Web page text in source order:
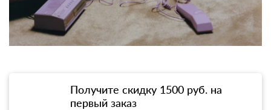
Получите скидку 1500 руб. на
первый заказ